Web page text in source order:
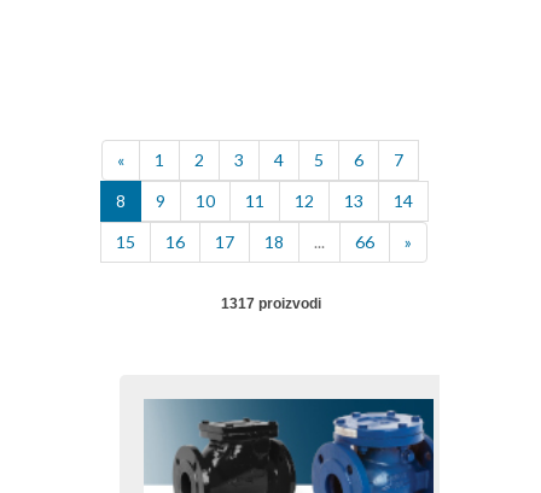
« 1 2 3 4 5 6
7
8
9 10 11 12 13
14
15
16 17 18 ... 66 »
1317 proizvodi